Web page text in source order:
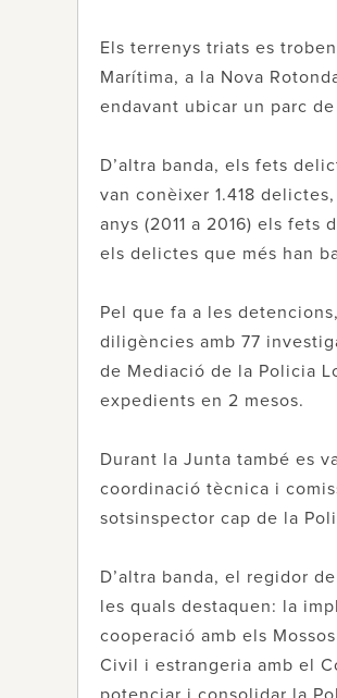
Els terrenys triats es
Marítima, a la Nova
endavant ubicar un parc de
D’altra banda, els fets
van conèixer 1.418
anys (2011 a 2016) els fets
els delictes que més han
Pel que fa a les
diligències amb 77
de Mediació de la Policia
expedients en 2 mesos.
Durant la Junta també es
coordinació tècnica i
sotsinspector cap de la
D’altra banda, el regidor
les quals destaquen: la
cooperació amb els
Civil i estrangeria amb el